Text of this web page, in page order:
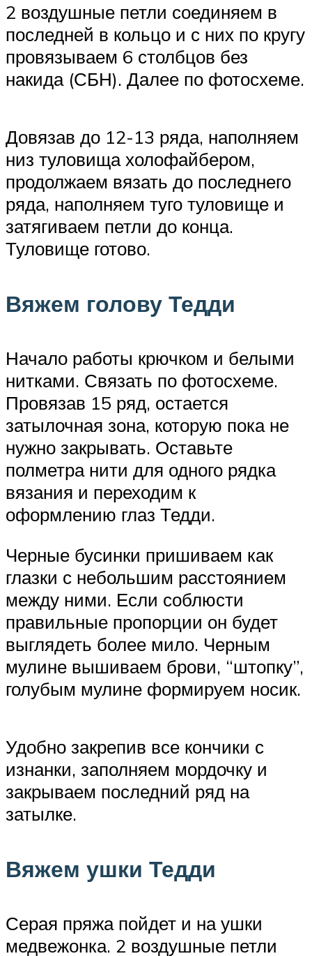
2 воздушные петли соединяем в
последней в кольцо и с них по кругу
провязываем 6 столбцов без
накида (СБН). Далее по фотосхеме.
Довязав до 12-13 ряда, наполняем
низ туловища холофайбером,
продолжаем вязать до последнего
ряда, наполняем туго туловище и
затягиваем петли до конца.
Туловище готово.
Вяжем голову Тедди
Начало работы крючком и белыми
нитками. Связать по фотосхеме.
Провязав 15 ряд, остается
затылочная зона, которую пока не
нужно закрывать. Оставьте
полметра нити для одного рядка
вязания и переходим к
оформлению глаз Тедди.
Черные бусинки пришиваем как
глазки с небольшим расстоянием
между ними. Если соблюсти
правильные пропорции он будет
выглядеть более мило. Черным
мулине вышиваем брови, “штопку”,
голубым мулине формируем носик.
Удобно закрепив все кончики с
изнанки, заполняем мордочку и
закрываем последний ряд на
затылке.
Вяжем ушки Тедди
Серая пряжа пойдет и на ушки
медвежонка. 2 воздушные петли